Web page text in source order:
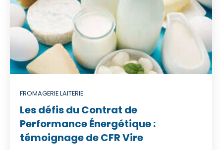
FROMAGERIE LAITERIE
Les défis du Contrat de
Performance Énergétique :
témoignage de CFR Vire